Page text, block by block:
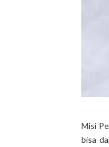
Misi
bisa